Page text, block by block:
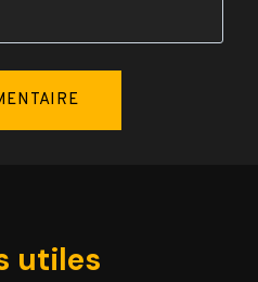
utiles